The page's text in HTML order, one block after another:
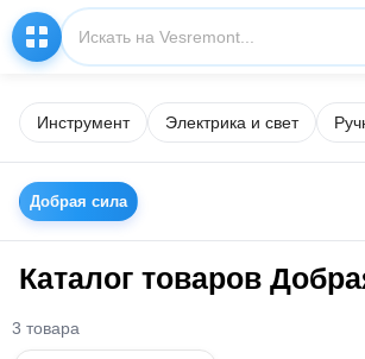
Инструмент Электрика и свет
Добрая сила
Каталог товаров
3 товара